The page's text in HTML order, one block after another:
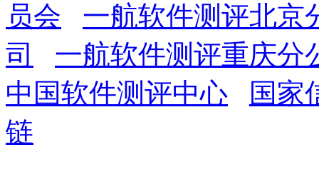
员会
一航软件测评北京
司
一航软件测评重庆分
中国软件测评中心
国家
链